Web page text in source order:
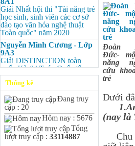
Giải Nhất hội thi "Tài năng trẻ
học sinh, sinh viên các cơ sở
đào tạo văn hóa nghệ thuật
Toàn quốc" năm 2020
Nguyễn Minh Cương - Lớp
9A3
Giải DISTINCTION toàn
quốc Kỳ thi Toán Quốc tế
Kangaroo – IKMC 2020
Nguyễn Minh Cương - Lớp
9A3
Giải Ba kỳ thi chọn HSG cấp
tỉnh môn Toán.
Bùi Quang Minh - Lớp 9A3
Giải DISTINCTION Toàn
quốc Kỳ thi Toán Quốc tế
Thống kê
Đang truy
cập : 20
Hôm nay : 5676
Tổng
lượt truy cập : 33114887
Đoàn
Đức-
năng
cứu
trẻ
Dưới
(nay là
Chu